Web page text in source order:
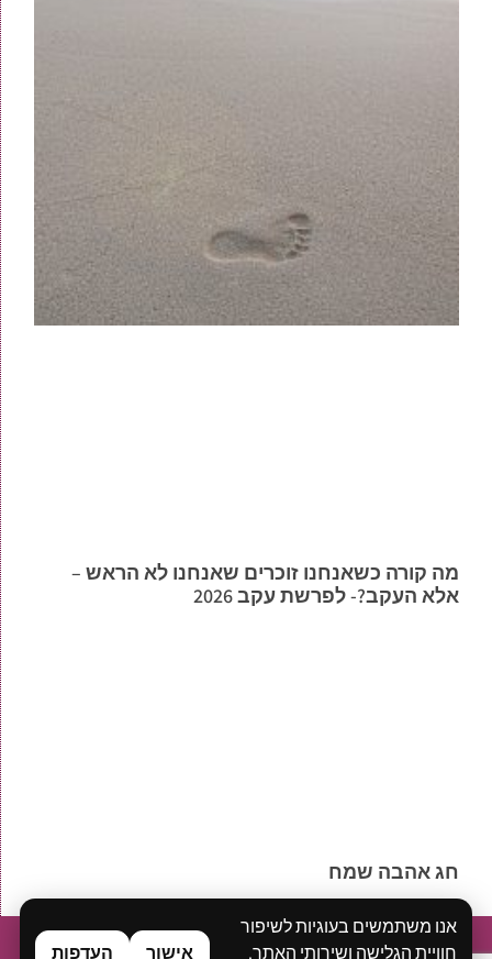
מה קורה כשאנחנו זוכרים שאנחנו לא הראש –
אלא העקב?- לפרשת עקב 2026
חג אהבה שמח
בית אודות ייעוץ ואימון אישי סדנאות הרצאות
אנו משתמשים בעוגיות לשיפור
חוויית הגלישה ושירותי האתר.
אישור העדפות